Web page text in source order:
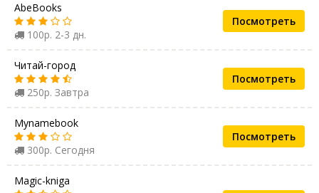
AbeBooks
100р. 2-3 дн.
Посмотреть
Читай-город
250р. Завтра
Посмотреть
Mynamebook
300р. Сегодня
Посмотреть
Magic-kniga